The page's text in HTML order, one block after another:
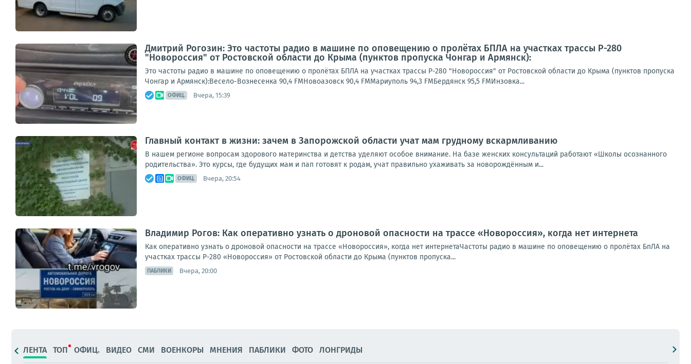
Дмитрий Рогозин: Это частоты радио в машине по оповещению о пролётах БПЛА на участках трассы Р-280
"Новороссия" от Ростовской области до Крыма (пунктов пропуска Чонгар и Армянск):
Это частоты радио в машине по оповещению о пролётах БПЛА на участках трассы Р-280 "Новороссия" от Ростовской области до Крыма (пунктов пропуска
Чонгар и Армянск):Весело-Вознесенка 90,4 FMНовоазовск 90,4 FMМариуполь 94,3 FMБердянск 95,5 FMИнзовка...
ОФИЦ. Вчера, 15:39
Главный контакт в жизни: зачем в Запорожской области учат мам грудному вскармливанию
В нашем регионе вопросам здорового материнства и детства уделяют особое внимание. На базе женских консультаций работают «Школы осознанного
родительства». Это курсы, где будущих мам и пап готовят к родам, учат правильно ухаживать за новорождённым и...
ОФИЦ. Вчера, 20:54
Владимир Рогов: Как оперативно узнать о дроновой опасности на трассе «Новороссия», когда нет интернета
Как оперативно узнать о дроновой опасности на трассе «Новороссия», когда нет интернетаЧастоты радио в машине по оповещению о пролётах БпЛА на
участках трассы Р-280 «Новороссия» от Ростовской области до Крыма (пунктов пропуска...
ПАБЛИКИ Вчера, 20:00
ЛЕНТА ТОП ОФИЦ. ВИДЕО СМИ ВОЕНКОРЫ МНЕНИЯ ПАБЛИКИ ФОТО ЛОНГРИДЫ